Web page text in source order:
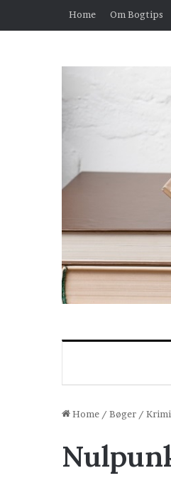
Home Om Bogtips
Home / Bøger / Krimi